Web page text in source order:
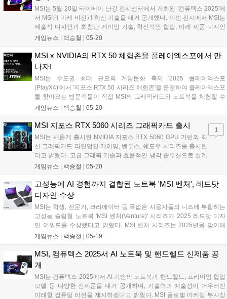
월한 Wi-Fi 7, 10G LAN 및 USB 40Gbps를 갖추었다....
MSI는 5월 20일 타이베이 난강 전시센터에서 개최된 '컴퓨텍스 2025'에
서 MSI의 미래 비전과 혁신 기술을 대거 공개했다. 이번 전시에서 MSI는
예술적 디자인과 최첨단 게이밍 기술, 혁신적인 협업, 미래 제품 디자인
방향 등을 망라한 새로운 포트폴리오를 선보이며 전 세계 관람객의 이목
굳히고, 빠르게 시장에 안착하며 2025 컴퓨텍스 베스트 초이스 어워드
를 수상한 MSI의 '클로 8 AI+' 성공을 바탕으로, MSI는 AMD와 인텔 플랫
폼을 모두 아우르는 차세대 핸드헬드 게임기 라인업을 새롭게 선보였다.
이번에 선보인 '클로 A8'과 '클로 8 AI+ 폴라 템페스트 에디션'은 게이머
들이 AMD와 인텔 기반 중 원하는 플랫폼을 자유롭게 선택하여 자신만
의 최적화된 플레이 환경을 구축할 수 있도록 설계되었다....
게임뉴스 | 백승철 05-20
MSI x NVIDIA의 RTX 50 체험존을 플레이엑스포에서 만
나자!
MSI는 수도권 최대 규모의 게임문화 축제 '2025 플레이엑스포
(PlayX4)'에서 '지포스 RTX 50 시리즈 체험존'을 운영하여 플레이엑스포
를 찾아오는 방문객들이 직접 MSI의 그래픽카드와 노트북을 체험할 수
있는 행사를 진행한다고 밝혔다. 2025 플레이엑스포는 2025년 5월 22
하는 'MSI 지포스 RTX 5090 슈프림 SOC 하이퍼프로져' 그래픽카드와
크리에이터들을 위한 초고성능 스튜디오 노트북 'MSI 스텔스 18 HX AI
A2XWIG'를 비롯하여 다양한 지포스 RTX 50 그래픽카드와 노트북들이
전시되어 있다....
게임뉴스 | 백승철 05-20
MSI 지포스 RTX 5060 시리즈 그래픽카드 출시
MSI는 새롭게 출시된 NVIDIA 지포스 RTX 5060 GPU 기반의 최
신 그래픽카드 라인업인 게이밍, 벤투스, 쉐도우 시리즈를 출시한
다고 밝혔다. 고급 그래픽 기술과 효율적인 냉각 솔루션으로 설계
된 MSI 그래픽카드는 게임, AI 애플리케이션 및 콘텐츠 제작을 위
제품들은 최적화된 발열과 낮은 소음 수준으로 원활한 작동을 보
장하여 뛰어난 사용자 경험을 제공한다. 특히 지포스 RTX 5060
시리지는 SFF-Ready Enthusiast GeForce Card 크기 가이드를
충족하여 DIY 게이머들이 mITX 및 mATX 케이스에 맞는 부품을
자신 있게 선택하고 조립할 수 있도록 도와준다....
게임뉴스 | 백승철 05-20
1
고성능에 AI 경험까지 결합된 노트북 'MSI 벤처', 레드닷
디자인 수상
MSI는 학생, 전문가, 크리에이터 등 폭넓은 사용자들의 니즈에 부합하는
고성능 슬림형 노트북 'MSI 벤처(Venture)' 시리즈가 2025 레드닷 디자
인 어워드를 수상했다고 밝혔다. MSI 벤처 시리즈는 2025년을 맞이해
새롭게 런칭된 노트북 제품군으로, MSI가 오랜 기간에 걸쳐 제시해 왔던
통합된 인텔 코어 울트라 H 또는 AMD 라이젠 AI 프로세서가 탑재되었으
며, 코파일럿 키를 적용해 윈도우 OS에서 AI 기능을 원활하게 활용할 수
있다. 여기에 솔리드 그레이 컬러 기반의 모던한 디자인, 2kg 미만의 가
벼운 무게(16인치 기준), 180도 힌지, OLED 디스플레이 등 고성능과 휴
대성, 기능성을 모두 갖췄다....
게임뉴스 | 백승철 05-19
MSI, 컴퓨텍스 2025서 AI 노트북 및 핸드헬드 신제품 공
개
MSI는 컴퓨텍스 2025에서 AI 기반의 노트북과 핸드헬드, 프리미엄 협업
모델 등 다양한 신제품을 대거 공개하며, 기술력과 예술성이 어우러진
미래형 컴퓨팅 비전을 제시하겠다고 밝혔다. MSI 글로벌 마케팅 부사장